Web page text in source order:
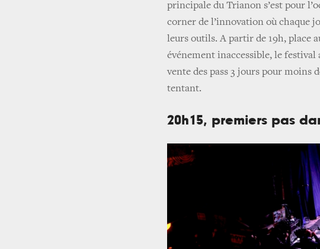
principale du Trianon s’est pour
corner de l’innovation où chaque
leurs outils. A partir de 19h, place
événement inaccessible, le festival
vente des pass 3 jours pour moins
tentant.
20h15, premiers pas